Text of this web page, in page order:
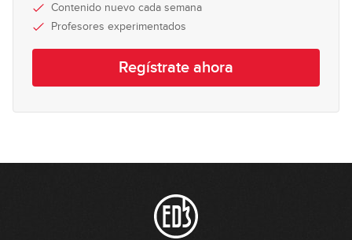
Uso avanzado sobre acordes
Maj7
Uso avanzado según la tonalidad
(práctica)
Contenido nuevo cada semana
Profesores experimentados
Regístrate ahora